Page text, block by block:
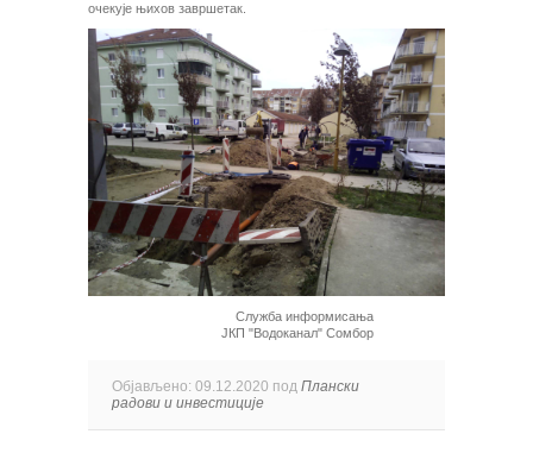
очекује њихов завршетак.
Служба информисања
ЈКП "Водоканал" Сомбор
Објављено: 09.12.2020 под Плански
радови и инвестиције